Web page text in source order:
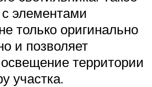
элементами
только оригинально
и позволяет
территории
участка.